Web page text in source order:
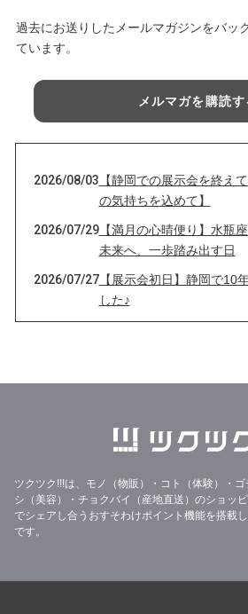
過去にお送りしたメールマガジンをバッ
ています。
メルマガを購読す
2026/08/03 【静岡での展示会を終え
の気持ちを込めて】
2026/07/29【満月の心晴便り】水瓶
未来へ、一歩踏み出す日
2026/07/27【展示会初日】静岡で10
した♪
【本日26日限定】展示会
＆チャリティー企画スタ
2026/07/25 【前夜祭｜24時間限定】
を届けるチャリティーT
2026/07/22
ツクツク!!!は、モノ（物販）・コト（体験）・
シ（美容）・チョクバイ（産地直送）のショッピ
でシェアし合うおすそわけポイント機能を搭載
です。